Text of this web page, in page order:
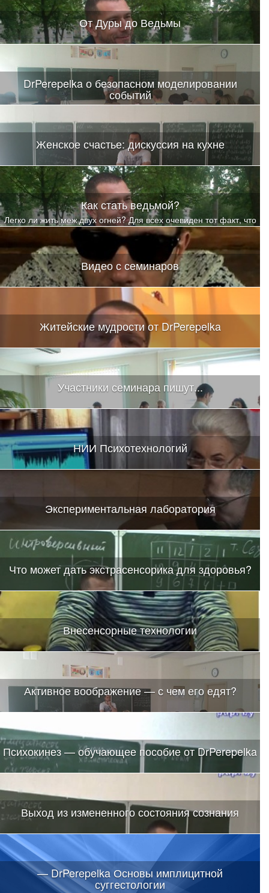
От Дуры до Ведьмы
DrPerepelka о безопасном моделировании
событий
Женское счастье: дискуссия на кухне
Как стать ведьмой?
Легко ли жить меж двух огней? Для всех очевиден тот факт, что
жизнь каждого человека определяют чувства и разум.
Видео с семинаров
Житейские мудрости от DrPerepelka
Участники семинара пишут...
НИИ Психотехнологий
Экспериментальная лаборатория
Что может дать экстрасенсорика для здоровья?
Внесенсорные технологии
Активное воображение — с чем его едят?
Психокинез — обучающее пособие от DrPerepelka
Выход из измененного состояния сознания
— DrPerepelka Основы имплицитной
суггестологии